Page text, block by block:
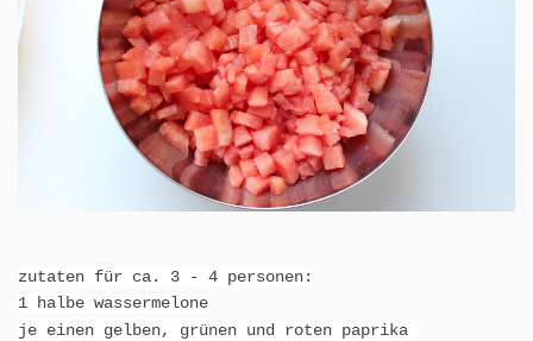
zutaten für ca. 3 - 4 personen:
1 halbe wassermelone
je einen gelben, grünen und roten paprika